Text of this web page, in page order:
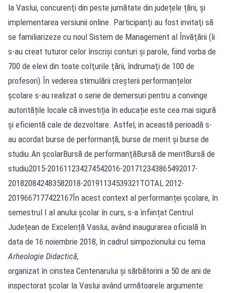
la Vaslui, concurenţi din peste jumătate din județele țării, și
implementarea versiunii online. Participanţi au fost invitaţi să
se familiarizeze cu noul Sistem de Management al Învăţării (li
s-au creat tuturor celor înscrişi conturi şi parole, fiind vorba de
700 de elevi din toate colţurile ţării, îndrumaţi de 100 de
profesori).În vederea stimulării creșterii performanțelor
școlare s-au realizat o serie de demersuri pentru a convinge
autoritățile locale că investiția în educație este cea mai sigură
și eficientă cale de dezvoltare. Astfel, in această perioadă s-
au acordat burse de performanță, burse de merit și burse de
studiu.An școlarBursă de performanţăBursă de meritBursă de
studiu2015-201611234274542016-201712343865492017-
201820842483582018-20191134539321TOTAL 2012-
2019667177422167În acest context al performanței școlare, în
semestrul I al anului școlar în curs, s-a înființat Centrul
Județean de Excelență Vaslui, având inaugurarea oficială în
data de 16 noiembrie 2018, în cadrul simpozionului cu tema
Arheologie Didactică,
organizat în cinstea Centenarului și sărbătoririi a 50 de ani de
inspectorat școlar la Vaslui având următoarele argumente: